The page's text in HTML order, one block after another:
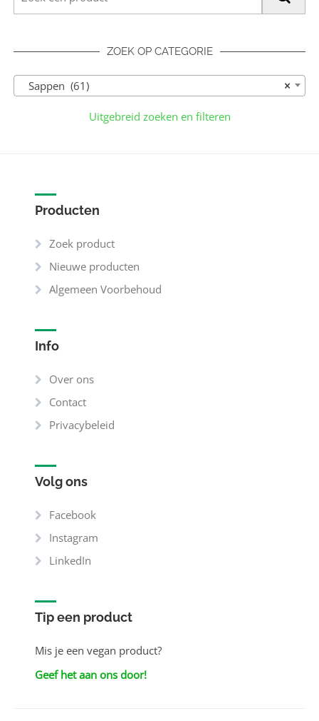
ZOEK OP CATEGORIE
×
Sappen (61)
Uitgebreid zoeken en filteren
Producten
Zoek product
Nieuwe producten
Algemeen Voorbehoud
Info
Over ons
Contact
Privacybeleid
Volg ons
Facebook
Instagram
LinkedIn
Tip een product
Mis je een vegan product?
Geef het aan ons door!